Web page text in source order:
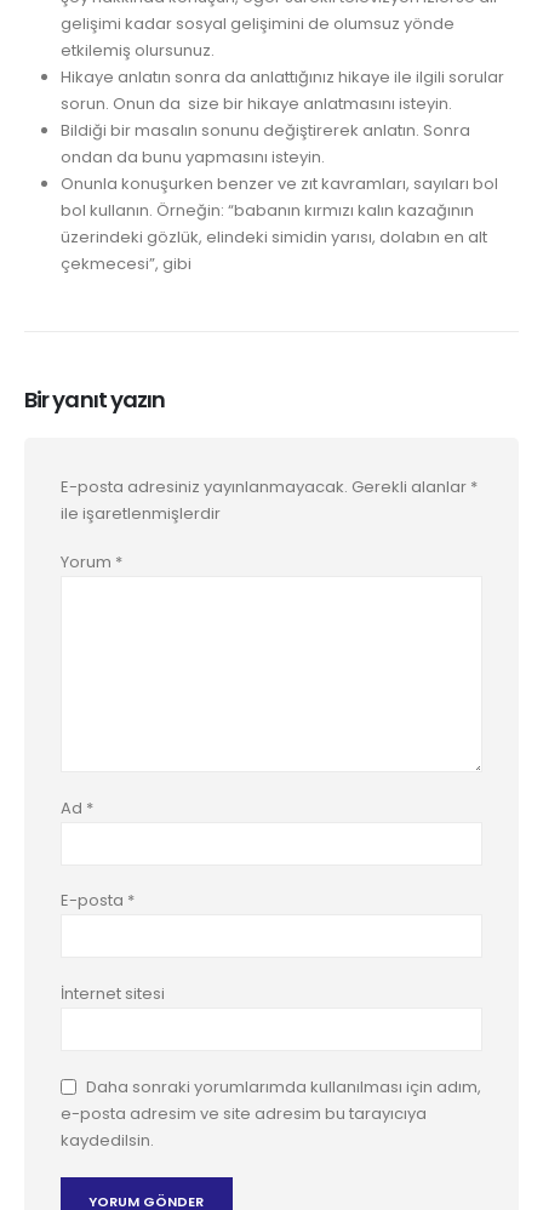
gelişimi kadar sosyal gelişimini de olumsuz yönde
etkilemiş olursunuz.
Hikaye anlatın sonra da anlattığınız hikaye ile ilgili sorular
sorun. Onun da size bir hikaye anlatmasını isteyin.
Bildiği bir masalın sonunu değiştirerek anlatın. Sonra
ondan da bunu yapmasını isteyin.
Onunla konuşurken benzer ve zıt kavramları, sayıları bol
bol kullanın. Örneğin: “babanın kırmızı kalın kazağının
üzerindeki gözlük, elindeki simidin yarısı, dolabın en alt
çekmecesi”, gibi
Bir yanıt yazın
E-posta adresiniz yayınlanmayacak. Gerekli alanlar *
ile işaretlenmişlerdir
Yorum *
Ad *
E-posta *
İnternet sitesi
Daha sonraki yorumlarımda kullanılması için adım,
e-posta adresim ve site adresim bu tarayıcıya
kaydedilsin.